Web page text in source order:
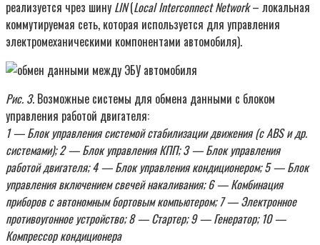
реализуется чрез шину LIN(Local Interconnect Network– локальная
коммутируемая сеть, которая используется для управления
электромеханическими компонентами автомобиля).
Рис. 3. Возможные системы для обмена данными с блоком
управления работой двигателя:
1 — Блок управления системой стабилизации движения (с ABS и др.
системами); 2 — Блок управления КПП; 3 — Блок управления
работой двигателя; 4 — Блок управления кондиционером; 5 — Блок
управления включением свечей накаливания; 6 — Комбинация
приборов с автономным бортовым компьютером; 7 — Электронное
противоугонное устройство; 8 — Стартер; 9 — Генератор; 10 —
Компрессор кондиционера